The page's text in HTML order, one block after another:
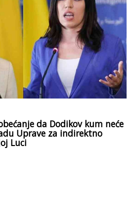
da Dodikov kum neće
Uprave za indirektno
Luci